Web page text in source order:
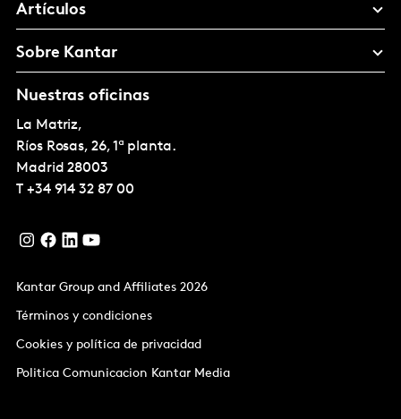
Artículos
Sobre Kantar
Nuestras oficinas
La Matriz,
Ríos Rosas, 26, 1ª planta.
Madrid 28003
T +34 914 32 87 00
Kantar Group and Affiliates 2026
Términos y condiciones
Cookies y política de privacidad
Politica Comunicacion Kantar Media